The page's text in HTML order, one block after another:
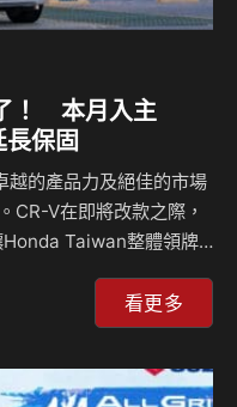
！ 本月入主
保固
的產品力及絕佳的市場
CR-V在即將改款之際，
Honda Taiwan整體領牌
V、FIT產能逐漸恢復
的銷售成果，期盼再度攻
HR-V、FIT發表以來，
看更多